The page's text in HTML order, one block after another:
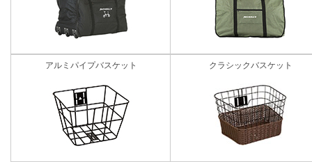
アルミパイプバスケット クラシックバスケット